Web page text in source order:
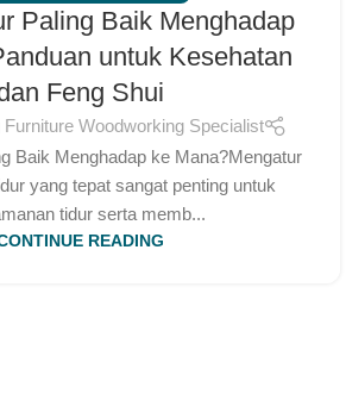
Paling Baik Menghadap
untuk Kesehatan
Feng Shui
Furniture Woodworking Specialist
Baik Menghadap ke Mana?Mengatur
yang tepat sangat penting untuk
tidur serta memb...
READING